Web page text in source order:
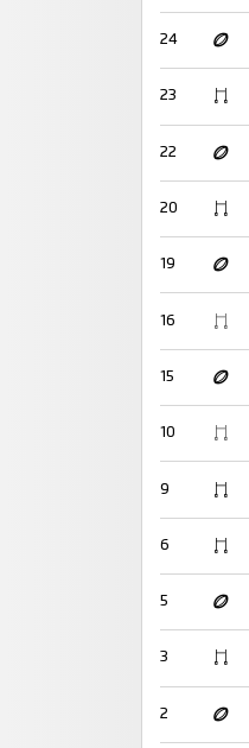
24
23
22
20
19
16
15
10
9
6
5
3
2